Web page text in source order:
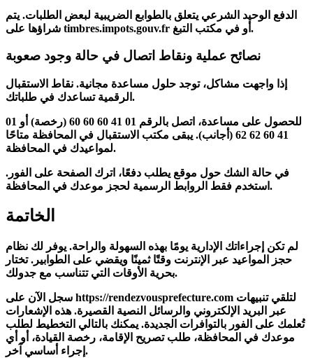
الدفع الوحيد الشرعي يتعلق بالطوابع الضريبية لبعض الطلبات. يتم
شراؤها على timbres.impots.gouv.fr أو في مكتب التبغ.
نصائح عملية ونقاط اتصال في حالة وجود صعوبة
إذا واجهت مشاكل، توجد حلول مساعدة مجانية. نقاط الاستقبال
الرقمية تساعدك في طلباتك .
للحصول على مساعدة
، اتصل بالرقم 01 41 60 60 60 (رخصة) أو 01
41 60 62 62 (أجانب). يبقى
مكتب الاستقبال في المحافظة متاحًا
لمواعيدك في المحافظة .
في حالة الشك حول موقع يطلب دفعًا، اترك الصفحة على الفور.
استخدم فقط الروابط الرسمية لحجز موعدك في المحافظة .
الخاتمة
لم تكن إجراءاتك الإدارية يومًا بهذه السهولة والراحة. يوفر لك نظام
حجز المواعيد عبر الإنترنت وقتًا ثمينًا ويقضي على الطوابير. تختار
بحرية الأوقات التي تتناسب مع جدولك.
سجل الآن على https://rendezvousprefecture.com لتلقي تنبيهات
عبر البريد الإلكتروني والرسائل النصية القصيرة. هذه الإشعارات
تُعلمك على الفور بالتوافرات الجديدة. يمكنك بالتالي التخطيط لطلب
موعدك في المحافظة، طلب تصريح الإقامة، رخصة القيادة، أو أي
إجراء أساسي آخر.